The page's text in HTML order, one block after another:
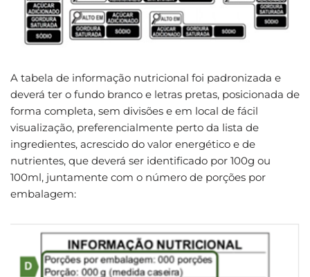
A tabela de informação nutricional foi padronizada e
deverá ter o fundo branco e letras pretas, posicionada de
forma completa, sem divisões e em local de fácil
visualização, preferencialmente perto da lista de
ingredientes, acrescido do valor energético e de
nutrientes, que deverá ser identificado por 100g ou
100ml, juntamente com o número de porções por
embalagem: